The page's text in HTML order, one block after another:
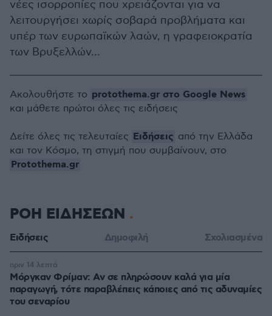
νέες ισορροπίες που χρειάζονται για να
λειτουργήσει χωρίς σοβαρά προβλήματα και
υπέρ των ευρωπαϊκών λαών, η γραφειοκρατία
των Βρυξελλών…
Ακολουθήστε το protothema.gr στο Google News
και μάθετε πρώτοι όλες τις ειδήσεις
Δείτε όλες τις τελευταίες Ειδήσεις από την Ελλάδα
και τον Κόσμο, τη στιγμή που συμβαίνουν, στο
Protothema.gr
ΡΟΗ ΕΙΔΗΣΕΩΝ
Ειδήσεις Δημοφιλή Σχολιασμένα
Μόργκαν Φρίμαν: Αν σε πληρώσουν καλά για μία
παραγωγή, τότε παραβλέπεις κάποιες από τις αδυναμίες
του σεναρίου
πριν 14 λεπτά